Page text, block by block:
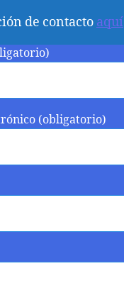
de contacto aquí
(obligatorio)